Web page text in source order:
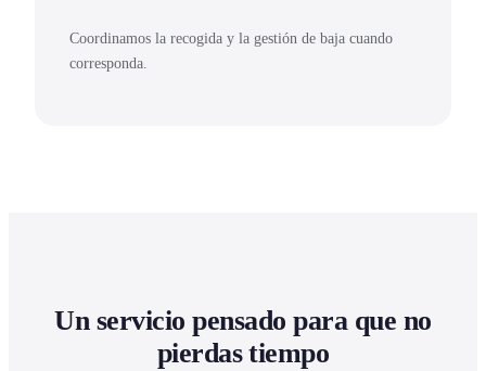
Coordinamos la recogida y la gestión de baja cuando
corresponda.
Un servicio pensado para que no
pierdas tiempo